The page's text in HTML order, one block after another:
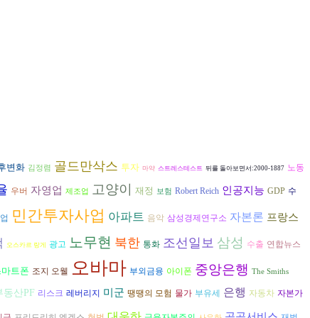
변화 김정렴 골드만삭스 투자 마약 스트레스테스트 뒤를 돌아보면서:2000-1887 노동
우버 자영업 제조업 고양이 재정 보험 Robert Reich 인공지능 GDP 수
민간투자사업 아파트 음악 삼성경제연구소 자본론 프랑스
오스카르 랑게 광고 노무현 북한 통화 조선일보 삼성 수출 연합뉴스
마트폰 조지 오웰 오바마 부외금융 아이폰 중앙은행 The Smiths
동산PF 리스크 레버리지 미군 땡땡의 모험 물가 부유세 은행 자동차 자본가